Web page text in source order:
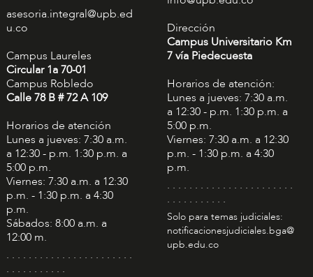
asesoria.integral@upb.ed
u.co
Campus Laureles
Circular 1a 70-01
Campus Robledo
Calle 78 B # 72 A 109
Horarios de atención
Lunes a jueves: 7:30 a.m.
a 12:30 - p.m. 1:30 p.m. a
5:00 p.m.
Viernes: 7:30 a.m. a 12:30
p.m. - 1:30 p.m. a 4:30
p.m.
Sábados: 8:00 a.m. a
12:00 m.
. . . . . . . . . . . . . . . . . . . . . . .
. . . . . . . . . . .
Dirección
Campus Universitario Km
7 vía Piedecuesta
Horarios de atención:
Lunes a jueves: 7:30 a.m.
a 12:30 - p.m. 1:30 p.m. a
5:00 p.m.
Viernes: 7:30 a.m. a 12:30
p.m. - 1:30 p.m. a 4:30
p.m.
. . . . . . . . . . . . . . . . . . . . . . .
. . . . . . . . . . .
Solo para temas judiciales:
notificacionesjudiciales.bga@
upb.edu.co